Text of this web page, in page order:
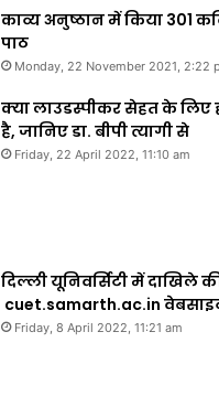
काव्य अनुष्ठान में किया 301
पाठ
Monday, 22 November 2021, 2:22
क्या लाउडस्पीकर सेहत के लिए
है, जानिए डा. बीपी त्यागी से
Friday, 22 April 2022, 11:10 am
दिल्ली यूनिवर्सिटी में दाखिले
cuet.samarth.ac.in
Friday, 8 April 2022, 11:21 am